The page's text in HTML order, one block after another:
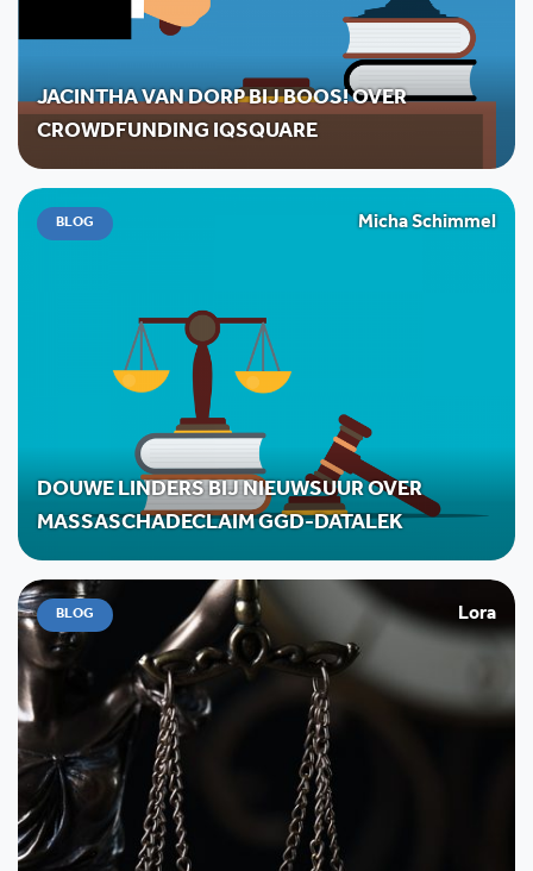
JACINTHA VAN DORP BIJ BOOS! OVER
CROWDFUNDING IQSQUARE
BLOG Micha Schimmel
DOUWE LINDERS BIJ NIEUWSUUR OVER
MASSASCHADECLAIM GGD-DATALEK
BLOG Lora